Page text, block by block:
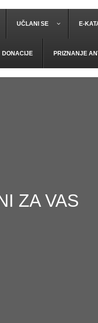
UČLANI SE E-
DONACIJE PRIZNANJE
ZA VAS